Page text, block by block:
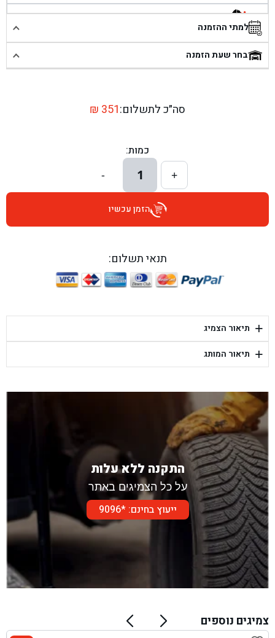
בן גל - פוריידיס, כניסה צפונית מול כביש 4 - פרדיס
בן גל - שכונת אזור תעשייה זעירה, עיילבון - עיילבון
בן גל - דרך השבעה 20, אזור - אזור
בן גל - הרצל 6, גדרה - גדרה
בן גל - שדרות דוד בן גוריון 8, באר שבע - באר שבע
בן גל - היובלים 26, הוד השרון - הוד השרון
בן גל - יפת 88, תל אביב יפו - תל אביב
בן גל - דור אלון הר טוב - בית שמש
למתי ההזמנה
בחר שעת הזמנה
סה״כ לתשלום: ₪ 351
כמות:
+
1
-
הזמן עכשיו
תנאי תשלום:
+ תיאור הצמיג
+ תיאור המותג
התקנה ללא עלות
על כל הצמיגים באתר
ייעוץ בחינם: *9096
צמיגים נוספים